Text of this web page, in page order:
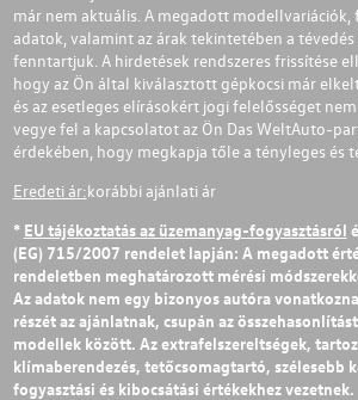
már nem aktuális. A megadott modellvariációk,
adatok, valamint az árak tekintetében a
fenntartjuk. A hirdetések rendszeres frissítése
hogy az Ön által kiválasztott gépkocsi már
és az esetleges elírásokért jogi felelősséget
vegye fel a kapcsolatot az Ön Das WeltAuto-
érdekében, hogy megkapja tőle a tényleges és
Eredeti ár:korábbi ajánlati ár
* EU tájékoztatás az üzemanyag-fogyasztásról
(EG) 715/2007 rendelet lapján: A megadott
rendeletben meghatározott mérési
Az adatok nem egy bizonyos autóra
részét az ajánlatnak, csupán az
modellek között. Az extrafelszereltségek,
klímaberendezés, tetőcsomagtartó, szélesebb
fogyasztási és kibocsátási értékekhez vezetnek.